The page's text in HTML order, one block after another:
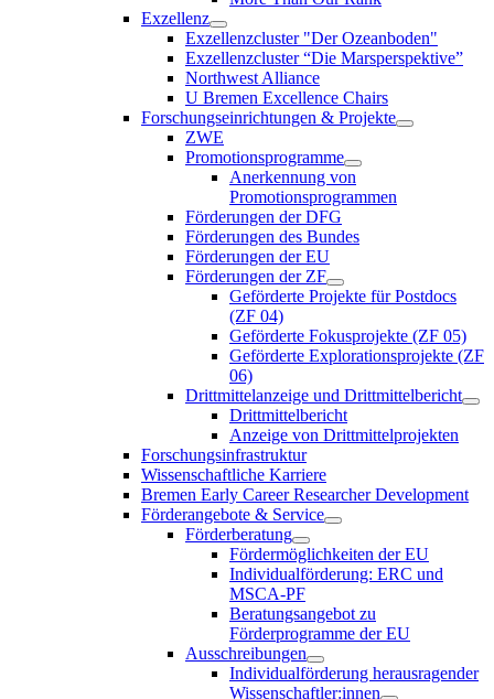
Exzellenz
Exzellenzcluster "Der Ozeanboden"
Exzellenzcluster “Die Marsperspektive”
Northwest Alliance
U Bremen Excellence Chairs
Forschungseinrichtungen & Projekte
ZWE
Promotionsprogramme
Anerkennung von
Promotionsprogrammen
Förderungen der DFG
Förderungen des Bundes
Förderungen der EU
Förderungen der ZF
Geförderte Projekte für Postdocs
(ZF 04)
Geförderte Fokusprojekte (ZF 05)
Geförderte Explorationsprojekte (ZF
06)
Drittmittelanzeige und Drittmittelbericht
Drittmittelbericht
Anzeige von Drittmittelprojekten
Forschungsinfrastruktur
Wissenschaftliche Karriere
Bremen Early Career Researcher Development
Förderangebote & Service
Förderberatung
Fördermöglichkeiten der EU
Individualförderung: ERC und
MSCA-PF
Beratungsangebot zu
Förderprogramme der EU
Ausschreibungen
Individualförderung herausragender
Wissenschaftler:innen